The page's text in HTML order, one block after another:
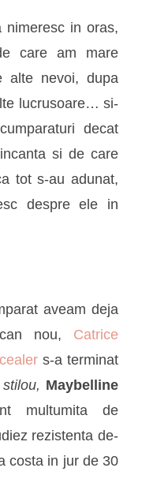
nimeresc in oras,
care am mare
alte nevoi, dupa
lucrusoare… si-
decat
si de care
tot s-au adunat,
despreele in
aveam deja
nou, Catrice
s-a terminat
stilou, Maybelline
multumita de
rezistenta de-
costa in jur de 30